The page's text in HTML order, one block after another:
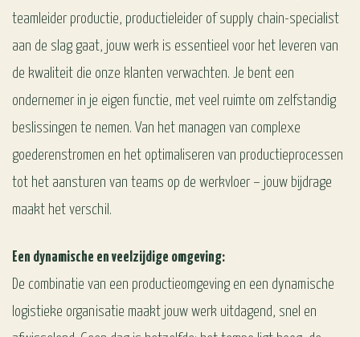
teamleider productie, productieleider of supply chain-specialist
aan de slag gaat, jouw werk is essentieel voor het leveren van
de kwaliteit die onze klanten verwachten. Je bent een
ondernemer in je eigen functie, met veel ruimte om zelfstandig
beslissingen te nemen. Van het managen van complexe
goederenstromen en het optimaliseren van productieprocessen
tot het aansturen van teams op de werkvloer – jouw bijdrage
maakt het verschil.
Een dynamische en veelzijdige omgeving:
De combinatie van een productieomgeving en een dynamische
logistieke organisatie maakt jouw werk uitdagend, snel en